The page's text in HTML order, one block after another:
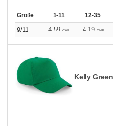
Größe 1-11 12-35
9/11 4.59 CHF 4.19 CHF
Kelly Green